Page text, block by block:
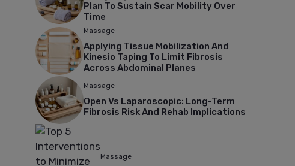
Plan To Sustain Scar Mobility Over
Time
Massage
Applying Tissue Mobilization And
Kinesio Taping To Limit Fibrosis
Across Abdominal Planes
Massage
Open Vs Laparoscopic: Long-Term
Fibrosis Risk And Rehab Implications
Massage